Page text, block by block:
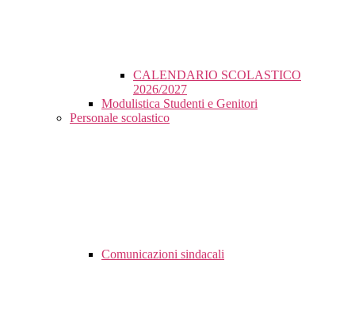
CALENDARIO SCOLASTICO
2026/2027
Modulistica Studenti e Genitori
Personale scolastico
Comunicazioni sindacali